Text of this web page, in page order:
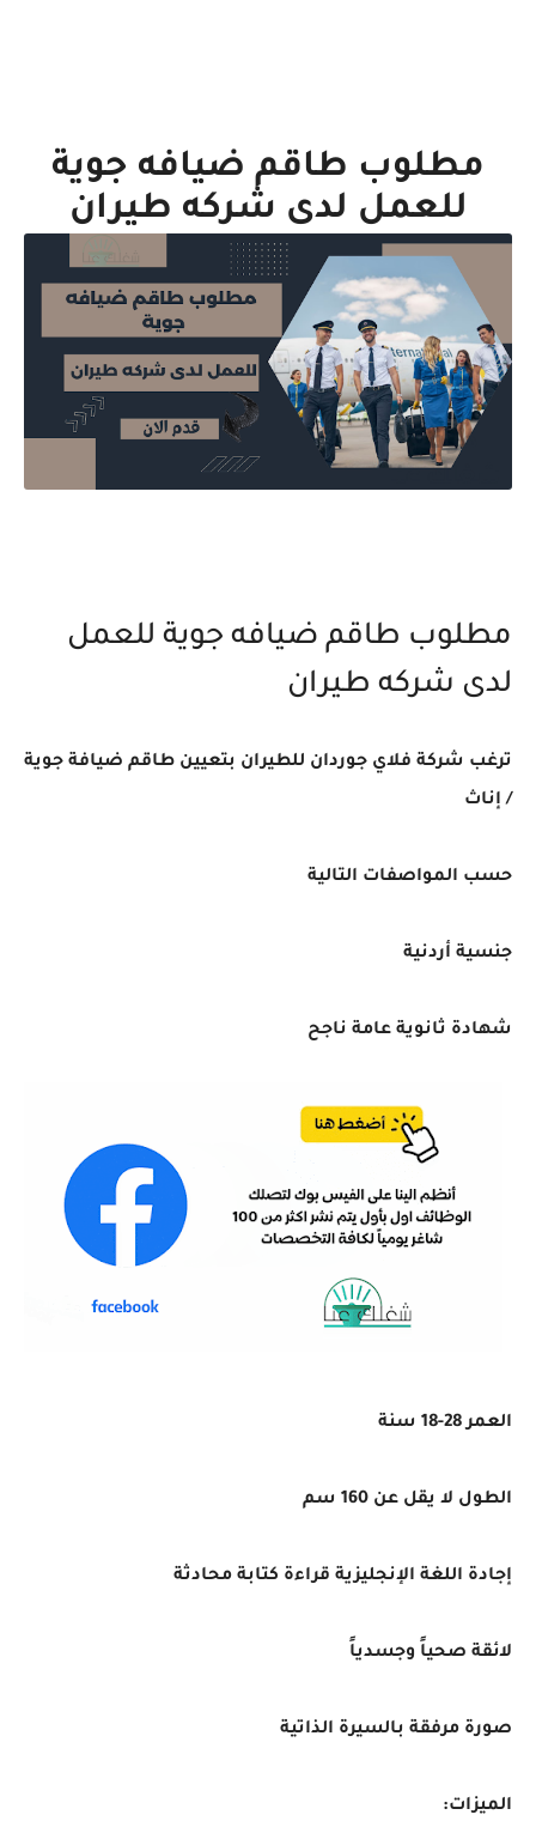
مطلوب طاقم ضيافه جوية
للعمل لدى شركه طيران
مطلوب طاقم ضيافه جوية للعمل
لدى شركه طيران
ترغب شركة فلاي جوردان للطيران بتعيين طاقم ضيافة جوية
/ إناث
حسب المواصفات التالية
جنسية أردنية
شهادة ثانوية عامة ناجح
العمر 28-18 سنة
الطول لا يقل عن 160 سم
إجادة اللغة الإنجليزية قراءة كتابة محادثة
لائقة صحياً وجسدياً
صورة مرفقة بالسيرة الذاتية
الميزات: